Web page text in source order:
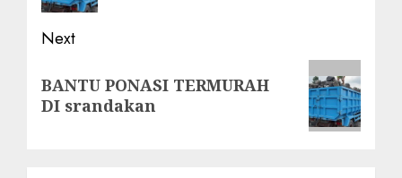
Next
post:
BANTU PONASI TERMURAH
DI srandakan